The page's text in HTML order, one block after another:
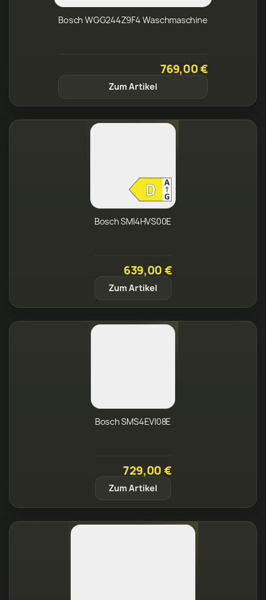
Bosch WGG244Z9F4 Waschmaschine
769,00 €
Zum Artikel
Bosch SMI4HVS00E
639,00 €
Zum Artikel
Bosch SMS4EVI08E
729,00 €
Zum Artikel